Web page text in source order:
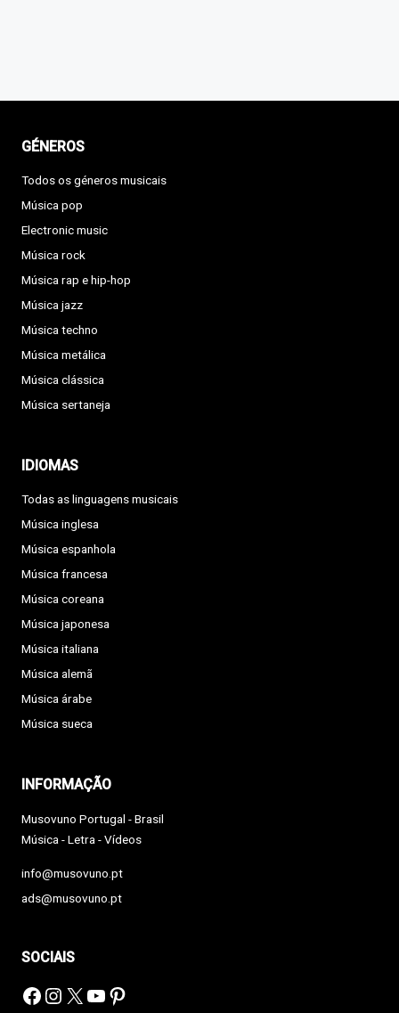
GÉNEROS
Todos os géneros musicais
Música pop
Electronic music
Música rock
Música rap e hip-hop
Música jazz
Música techno
Música metálica
Música clássica
Música sertaneja
IDIOMAS
Todas as linguagens musicais
Música inglesa
Música espanhola
Música francesa
Música coreana
Música japonesa
Música italiana
Música alemã
Música árabe
Música sueca
INFORMAÇÃO
Musovuno Portugal - Brasil
Música - Letra - Vídeos
info@musovuno.pt
ads@musovuno.pt
SOCIAIS
Facebook
Instagram
X YouTube
Pinterest